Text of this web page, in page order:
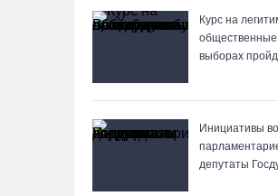
Курс на
выборах
Инициативы
депутаты